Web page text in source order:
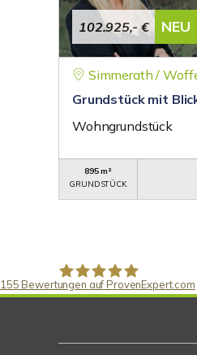
102.925,- € NEU
Simmerath /
Grundstück mit
Wohngrundstück
895 m²
GRUNDSTÜCK
155 Bewertungen auf ProvenExpert.com